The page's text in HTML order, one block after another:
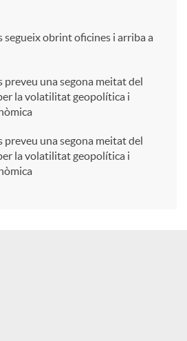
segueix obrint oficines i arriba a
preveu una segona meitat del
la volatilitat geopolítica i
preveu una segona meitat del
la volatilitat geopolítica i